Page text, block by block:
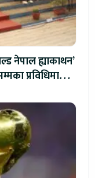
नेपाल ह्याकाथन’
प्रविधिमा